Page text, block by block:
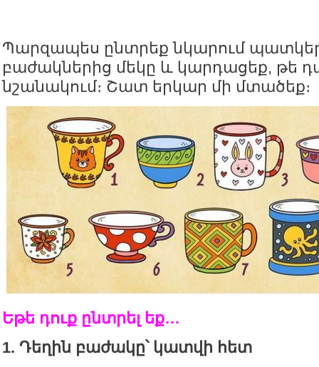
Պարզապես ընտրեք նկարում
բաժակներից մեկը և կարդացեք, թե
նշանակում։ Շատ երկար մի մտածեք։
Եթե դուք ընտրել եք…
1. Դեղին բաժակը՝ կատվի հետ